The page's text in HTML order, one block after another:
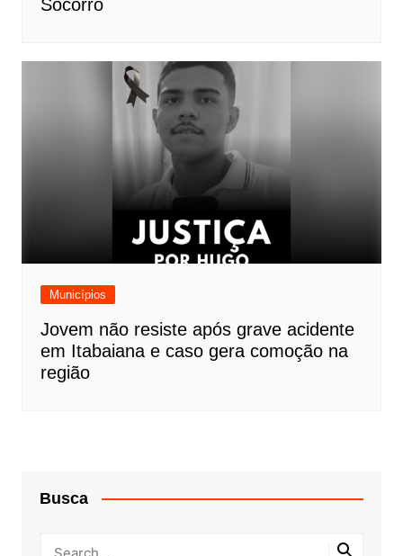
Socorro
Municípios
Jovem não resiste após grave acidente
em Itabaiana e caso gera comoção na
região
Busca